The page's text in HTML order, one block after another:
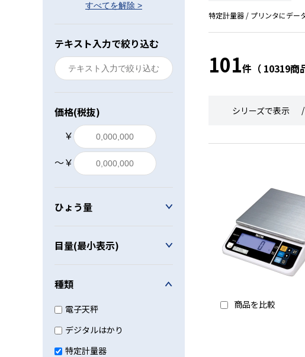
色々な計測器
レベル・勾配測定
オプション
すべてを解除 >
テキスト入力で絞り込む
価格(税抜)
￥
〜￥
ひょう量
目量(最小表示)
種類
電子天秤
デジタルはかり
特定計量器
特定計量器 / プリンタにデー
101件（ 10319商
シリーズで表示
商品を比較